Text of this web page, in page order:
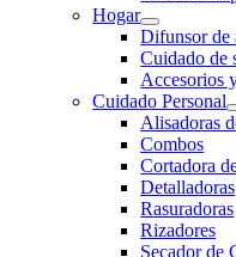
Hogar
Difunsor de
Cuidado de
Accesorios
Cuidado Personal
Alisadoras
Combos
Cortadora
Detalladoras
Rasuradoras
Rizadores
Secador de